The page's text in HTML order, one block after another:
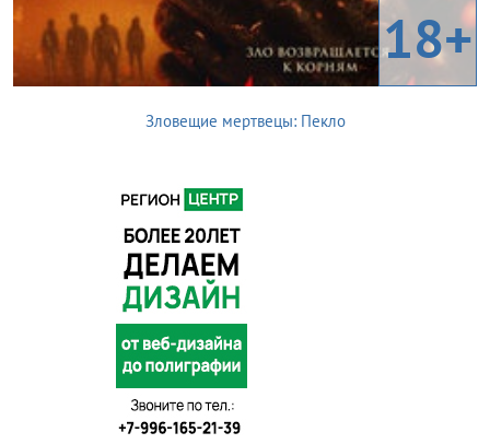
18+
Зловещие мертвецы: Пекло